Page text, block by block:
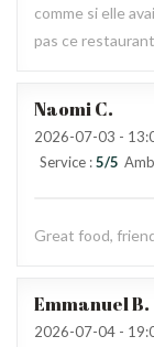
comme si elle
pas ce
NaomiC
2026-07-03 -
Service :5/5
Great food,
EmmanuelB
2026-07-04 -